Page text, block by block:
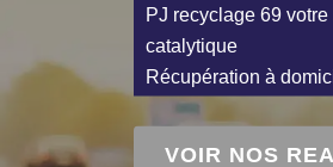
PJ recyclage 69
catalytique
Récupération à
VOIR NOS